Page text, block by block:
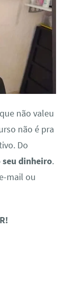
não valeu
não é pra
Do
seu dinheiro.
mail ou